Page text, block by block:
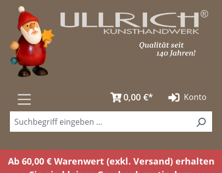
Zum Hauptinhalt springen
0,00 €* Konto
Ab 60,00 € Warenwert (exkl. Versand) erhalten